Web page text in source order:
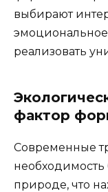
выбирают
эмоциональное
реализовать
фактор
Современные
природе, что